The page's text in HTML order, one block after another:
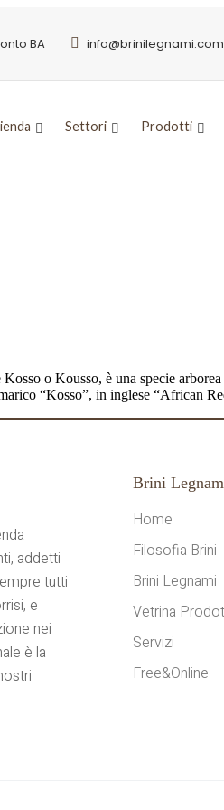
BA info@brinilegnami.com
Settori Prodotti
o Kousso, è una specie
“Kosso”, in inglese “African
addetti
tutti
e
nei
è la
Brini
Home
Filosofia Brini
Brini Legnami
Vetrina
Servizi
Free&Online